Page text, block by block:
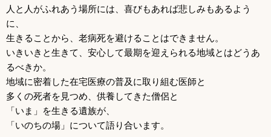
人と人がふれあう場所には、喜びもあれば悲しみもあるよう
に、
生きることから、老病死を避けることはできません。
いきいきと生きて、安心して最期を迎えられる地域とはどうあ
るべきか。
地域に密着した在宅医療の普及に取り組む医師と
多くの死者を見つめ、供養してきた僧侶と
「いま」を生きる遺族が、
「いのちの場」について語り合います。